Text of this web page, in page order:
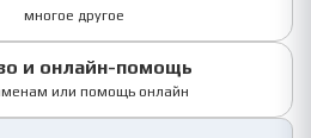
многое другое
и онлайн-помощь
или помощь онлайн